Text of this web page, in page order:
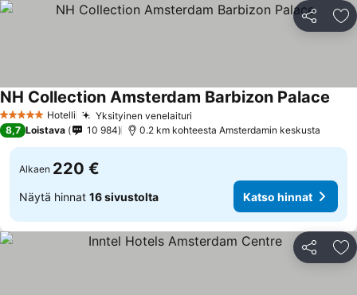
Jaa
5 Tähtiluokitus
Hotelli Yksityinen venelaituri
NH Collection Amsterdam Barbizon Palace
8,7 Loistava 10 984 0.2 km kohteesta Amsterdamin keskusta
Alkaen 220 €
Näytä hinnat 16 sivustolta Katso hinnat
Jaa